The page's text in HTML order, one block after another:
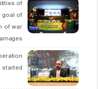
of
goal of
of war
started